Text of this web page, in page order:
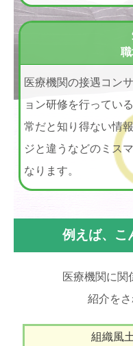
医療機関の接遇コン
ョン研修を行ってい
常だと知り得ない情
ジと違うなどのミス
なります。
例えば、こ
医療機関に関
紹介を
組織風